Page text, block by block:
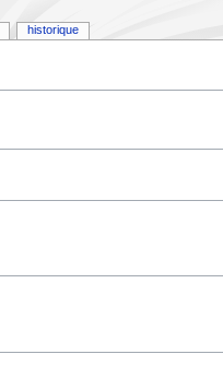
historique